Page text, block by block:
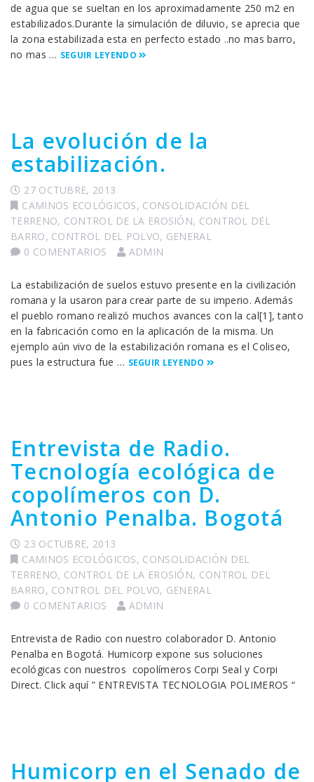
de agua que se sueltan en los aproximadamente 250 m2 en
estabilizados.Durante la simulación de diluvio, se aprecia que
la zona estabilizada esta en perfecto estado ..no mas barro,
no mas … SEGUIR LEYENDO
La evolución de la
estabilización.
27 OCTUBRE, 2013
CAMINOS ECOLÓGICOS, CONSOLIDACIÓN DEL
TERRENO, CONTROL DE LA EROSIÓN, CONTROL DEL
BARRO, CONTROL DEL POLVO, GENERAL
0 COMENTARIOS
ADMIN
La estabilización de suelos estuvo presente en la civilización
romana y la usaron para crear parte de su imperio. Además
el pueblo romano realizó muchos avances con la cal[1], tanto
en la fabricación como en la aplicación de la misma. Un
ejemplo aún vivo de la estabilización romana es el Coliseo,
pues la estructura fue … SEGUIR LEYENDO
Entrevista de Radio.
Tecnología ecológica de
copolímeros con D.
Antonio Penalba. Bogotá
23 OCTUBRE, 2013
CAMINOS ECOLÓGICOS, CONSOLIDACIÓN DEL
TERRENO, CONTROL DE LA EROSIÓN, CONTROL DEL
BARRO, CONTROL DEL POLVO, GENERAL
0 COMENTARIOS
ADMIN
Entrevista de Radio con nuestro colaborador D. Antonio
Penalba en Bogotá. Humicorp expone sus soluciones
ecológicas con nuestros copolímeros Corpi Seal y Corpi
Direct. Click aquí ” ENTREVISTA TECNOLOGIA POLIMEROS “
Humicorp en el Senado de